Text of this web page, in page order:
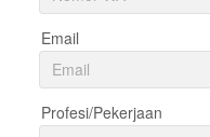
Email
Profesi/Pekerjaan